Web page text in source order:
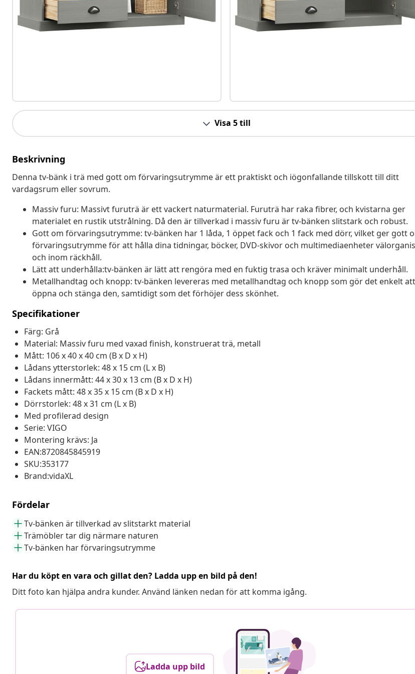
Visa 5 till
Beskrivning
Denna tv-bänk i trä med gott om förvaringsutrymme är ett praktiskt och iögonfallande tillskott till ditt
vardagsrum eller sovrum.
Massiv furu: Massivt furuträ är ett vackert naturmaterial. Furuträ har raka fibrer, och kvistarna ger
materialet en rustik utstrålning. Då den är tillverkad i massiv furu är tv-bänken slitstark och robust.
Gott om förvaringsutrymme: tv-bänken har 1 låda, 1 öppet fack och 1 fack med dörr, vilket ger gott
förvaringsutrymme för att hålla dina tidningar, böcker, DVD-skivor och multimediaenheter
och inom räckhåll.
Lätt att underhålla:tv-bänken är lätt att rengöra med en fuktig trasa och kräver minimalt underhåll.
Metallhandtag och knopp: tv-bänken levereras med metallhandtag och knopp som gör det enkelt att
öppna och stänga den, samtidigt som det förhöjer dess skönhet.
Specifikationer
Färg: Grå
Material: Massiv furu med vaxad finish, konstruerat trä, metall
Mått: 106 x 40 x 40 cm (B x D x H)
Lådans ytterstorlek: 48 x 15 cm (L x B)
Lådans innermått: 44 x 30 x 13 cm (B x D x H)
Fackets mått: 48 x 35 x 15 cm (B x D x H)
Dörrstorlek: 48 x 31 cm (L x B)
Med profilerad design
Serie: VIGO
Montering krävs: Ja
EAN:8720845845919
SKU:353177
Brand:vidaXL
Fördelar
Tv-bänken är tillverkad av slitstarkt material
Trämöbler tar dig närmare naturen
Tv-bänken har förvaringsutrymme
Har du köpt en vara och gillat den? Ladda upp en bild på den!
Ditt foto kan hjälpa andra kunder. Använd länken nedan för att komma igång.
Ladda upp bild